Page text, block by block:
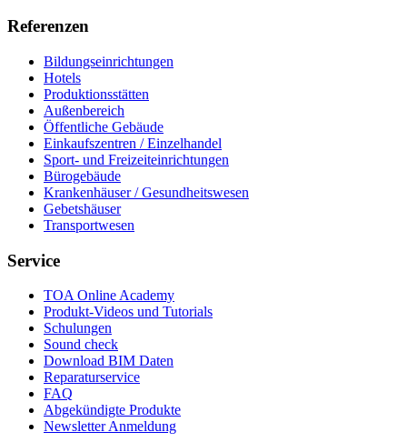
Referenzen
Bildungseinrichtungen
Hotels
Produktionsstätten
Außenbereich
Öffentliche Gebäude
Einkaufszentren / Einzelhandel
Sport- und Freizeiteinrichtungen
Bürogebäude
Krankenhäuser / Gesundheitswesen
Gebetshäuser
Transportwesen
Service
TOA Online Academy
Produkt-Videos und Tutorials
Schulungen
Sound check
Download BIM Daten
Reparaturservice
FAQ
Abgekündigte Produkte
Newsletter Anmeldung